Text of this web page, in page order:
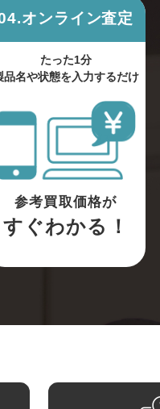
オンライン査定
たった1分
品名や状態を入力するだけ
参考買取価格が
すぐわかる！